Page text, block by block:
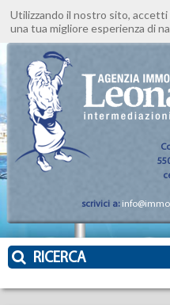
Utilizzando il nostro sito,
una tua migliore esperienza di
scrivici a:
RICERCA